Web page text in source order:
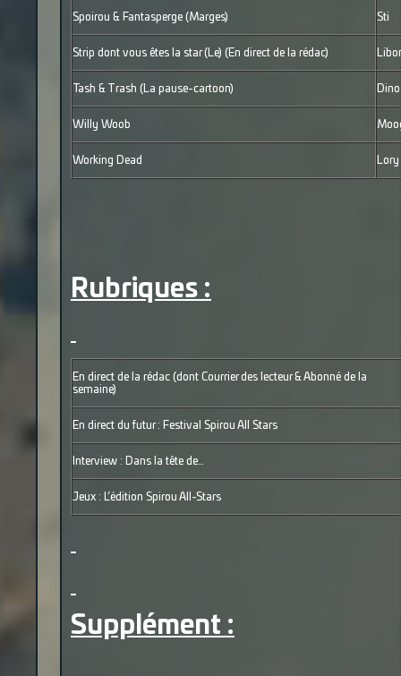
Spoirou & Fantasperge (Marges) Sti
Strip dont vous êtes la star (Le) (En direct de la rédac)
Tash & Trash (La pause-cartoon) Dino
Willy Woob
Working Dead
Rubriques :
En direct de la rédac (dont Courrier des lecteur & Abonné de la
semaine)
En direct du futur : Festival Spirou All Stars
Interview : Dans la tête de…
Jeux : L’édition Spirou All-Stars
Supplément :